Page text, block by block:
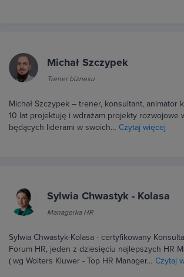
Michał Szczypek
Trener biznesu
Michał Szczypek – trener, konsultant, animator
10 lat projektuję i wdrażam projekty rozwojowe
będących liderami w swoich… Czytaj więcej
Sylwia Chwastyk - Kolasa
Managerka HR
Sylwia Chwastyk-Kolasa - certyfikowany
Forum HR, jeden z dziesięciu najlepszych HR
( wg Wolters Kluwer - Top HR Manager… Czytaj